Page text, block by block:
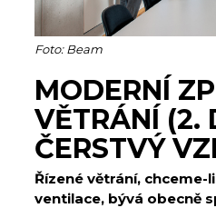
Foto: Beam
MODERNÍ
VĚTRÁNÍ (2.
ČERSTVÝ
Řízené větrání,
ventilace, bývá obecně